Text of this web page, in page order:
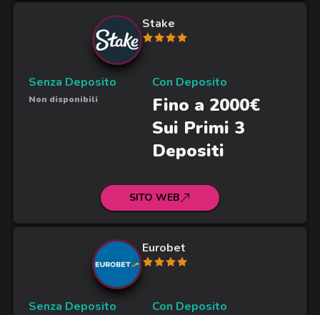
Stake
Senza Deposito
Non disponibili
Con Deposito
Fino a 2000€
Sui Primi 3
Depositi
SITO WEB
Eurobet
Senza Deposito Con Deposito